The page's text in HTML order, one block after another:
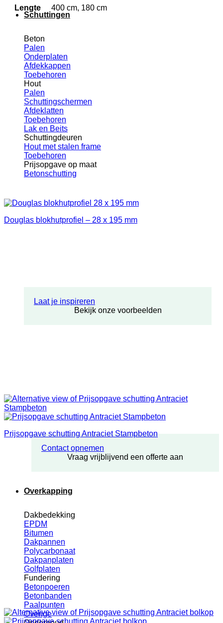
Schuttingen
Beton
Palen
Onderplaten
Afdekkappen
Toebehoren
Hout
Palen
Schuttingschermen
Afdeklatten
Toebehoren
Lak en Beits
Schuttingdeuren
Hout met stalen frame
Toebehoren
Prijsopgave op maat
Betonschutting
Laat je inspireren
Bekijk onze voorbeelden
Contact opnemen
Vraag vrijblijvend een offerte aan
Overkapping
Dakbedekking
EPDM
Bitumen
Dakpannen
Polycarbonaat
Dakpanplaten
Golfplaten
Fundering
Betonpoeren
Betonbanden
Paalpunten
Overige
Lengte 400 cm, 180 cm
Douglas blokhutprofiel – 28 x 195 mm
Prijsopgave schutting Antraciet Stampbeton